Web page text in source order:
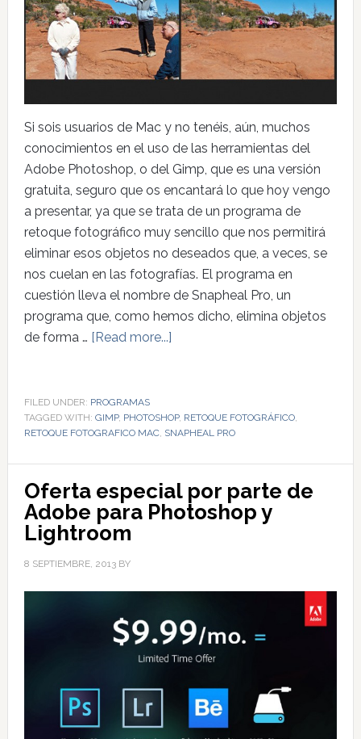
Si sois usuarios de Mac y no tenéis, aún, muchos
conocimientos en el uso de las herramientas del
Adobe Photoshop, o del Gimp, que es una versión
gratuita, seguro que os encantará lo que hoy vengo
a presentar, ya que se trata de un programa de
retoque fotográfico muy sencillo que nos permitirá
eliminar esos objetos no deseados que, a veces, se
nos cuelan en las fotografías. El programa en
cuestión lleva el nombre de Snapheal Pro, un
programa que, como hemos dicho, elimina objetos
de forma … [Read more...]
FILED UNDER: PROGRAMAS
TAGGED WITH: GIMP, PHOTOSHOP, RETOQUE FOTOGRÁFICO,
RETOQUE FOTOGRAFICO MAC, SNAPHEAL PRO
Oferta especial por parte de
Adobe para Photoshop y
Lightroom
8 SEPTIEMBRE, 2013BY